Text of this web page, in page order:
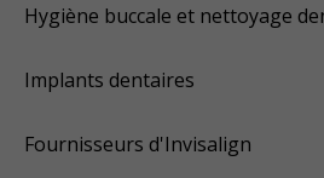
Hygiène buccale et nettoyage
Implants dentaires
Fournisseurs d'Invisalign